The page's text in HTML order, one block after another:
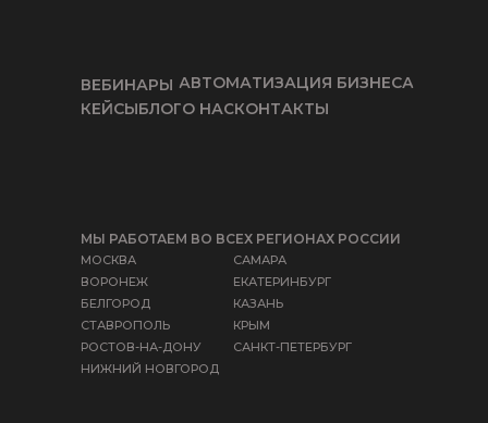
ВЕБИНАРЫ АВТОМАТИЗАЦИЯ БИЗНЕСА
КЕЙСЫБЛОГО НАСКОНТАКТЫ
МЫ РАБОТАЕМ ВО ВСЕХ РЕГИОНАХ РОССИИ
МОСКВА
САМАРА
ВОРОНЕЖ
ЕКАТЕРИНБУРГ
БЕЛГОРОД
КАЗАНЬ
СТАВРОПОЛЬ
КРЫМ
РОСТОВ-НА-ДОНУ
САНКТ-ПЕТЕРБУРГ
НИЖНИЙ НОВГОРОД